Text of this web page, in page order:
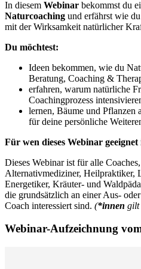
In diesem Webinar bekommst du
Naturcoaching und erfährst wie
mit der Wirksamkeit natürlicher
Du möchtest:
Ideen bekommen, wie du
Beratung, Coaching &
erfahren, warum natürliche
Coachingprozess
lernen, Bäume und Pflanzen
für deine persönliche
Für wen dieses Webinar geeignet
Dieses Webinar ist für alle
Alternativmediziner, Heilpraktiker,
Energetiker, Kräuter- und
die grundsätzlich an einer Aus-
Coach interessiert sind. (*innen gilt
Webinar-Aufzeichnung